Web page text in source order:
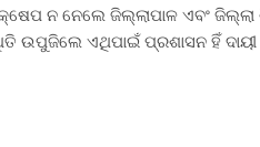
ନ ନେଲେ ଜିଲ୍ଲାପାଳ ଏବଂ ଜିଲ୍ଲା
ଏଥିପାଇଁ ପ୍ରଶାସନ ହିଁ